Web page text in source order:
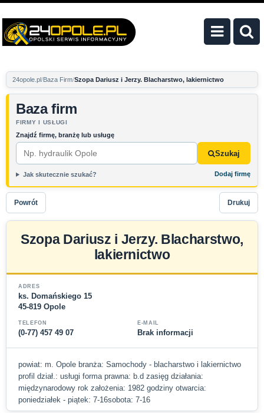
24opole.pl Baza Firm Szopa Dariusz i Jerzy. Blacharstwo, lakiernictwo
Baza firm
FIRMY I USŁUGI
Znajdź firmę, branżę lub usługę
Szukaj
Jak skutecznie szukać? Dodaj firmę
Powrót Drukuj
Szopa Dariusz i Jerzy. Blacharstwo,
lakiernictwo
ADRES
ks. Domańskiego 15
45-819 Opole
TELEFON
(0-77) 457 49 07
E-MAIL
Brak informacji
powiat: m. Opole branża: Samochody - blacharstwo i lakiernictwo
profil dział.: usługi forma prawna: b.d zasięg działania:
międzynarodowy rok założenia: 1982 godziny otwarcia:
poniedziałek - piątek: 7-16sobota: 7-16